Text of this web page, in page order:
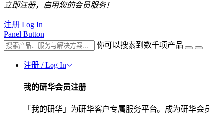
立即注册，启用您的会员服务！
注册 Log In
Panel Button
你可以搜索到数千项产品
注册 / Log In
我的研华会员注册
「我的研华」为研华客户专属服务平台。成为研华